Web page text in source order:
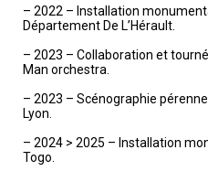
– 2022 – Installation
Département De L’Hérault.
– 2023 – Collaboration et
Man orchestra.
– 2023 – Scénographie
Lyon.
– 2024 > 2025 – Installation
Togo.